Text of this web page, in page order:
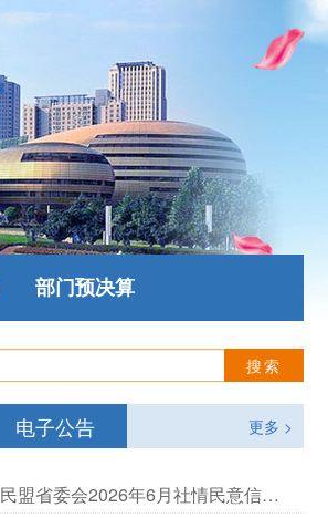
部门预决算
电子公告 更多 >
民盟省委会2026年6月社情民意信息情况通报